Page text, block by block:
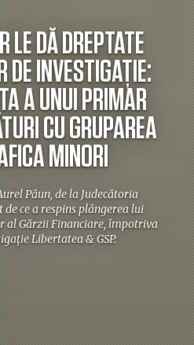
LE DĂ DREPTATE
DE INVESTIGAȚIE:
A UNUI PRIMAR
CU GRUPAREA
MINORI
Păun, de la Judecătoria
ce a respins plângerea lui
al Gărzii Financiare, împotriva
Libertatea & GSP.